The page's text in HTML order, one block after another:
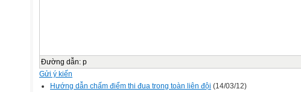
Đường dẫn: p
Gửi ý kiến
Hướng dẫn chấm điểm thi đua trong toàn liên đội (14/03/12)